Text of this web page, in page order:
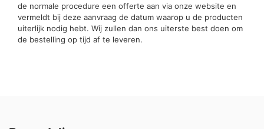
de normale procedure een offerte aan via onze website en
vermeldt bij deze aanvraag de datum waarop u de producten
uiterlijk nodig hebt. Wij zullen dan ons uiterste best doen om
de bestelling op tijd af te leveren.